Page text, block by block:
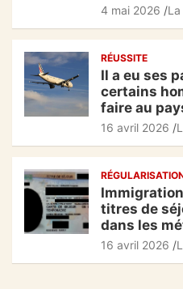
4 mai 2026
RÉUSSITE
Il a eu ses
certains
faire au
16 avril 2026
titres de
dans les
16 avril 2026